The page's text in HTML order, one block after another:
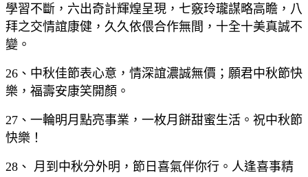
學習不斷，六出奇計輝煌呈現，七竅玲瓏謀略高瞻，八
拜之交情誼康健，久久依偎合作無間，十全十美真誠不
變。
26、中秋佳節表心意，情深誼濃誠無價；願君中秋節快
樂，福壽安康笑開顏。
27、一輪明月點亮事業，一枚月餅甜蜜生活。祝中秋節
快樂！
28、 月到中秋分外明，節日喜氣伴你行。人逢喜事精